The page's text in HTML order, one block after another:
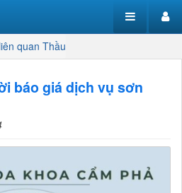
quan Thầu
báo giá dịch vụ sơn